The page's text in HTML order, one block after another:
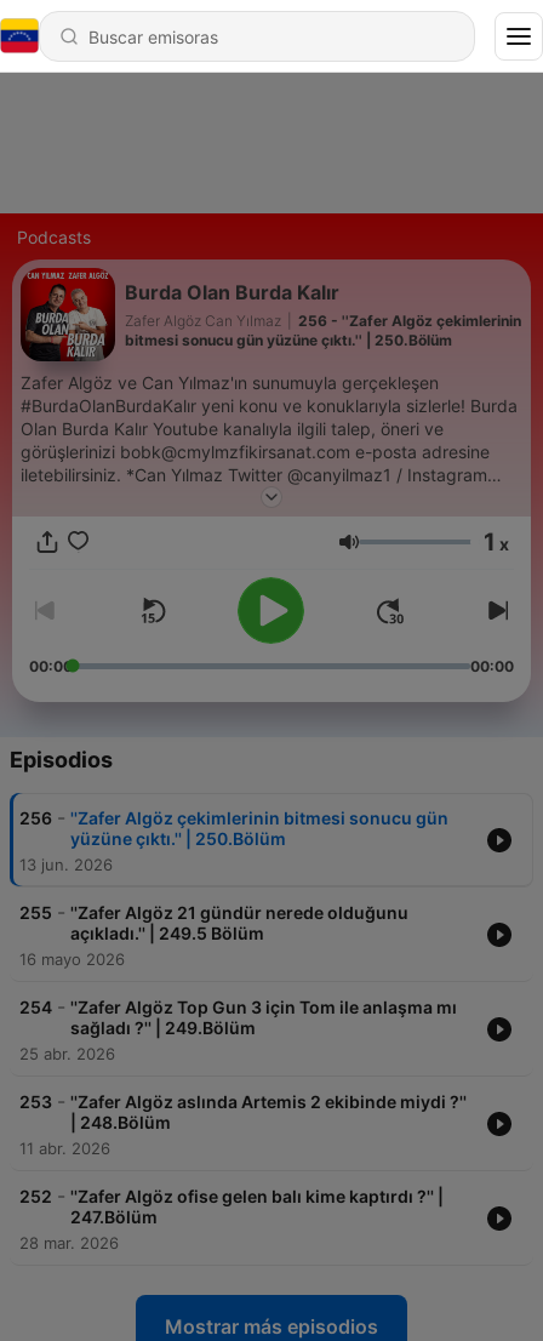
Podcasts
Burda Olan Burda Kalır
Zafer Algöz Can Yılmaz
256 - ''Zafer Algöz çekimlerinin
bitmesi sonucu gün yüzüne çıktı.'' | 250.Bölüm
Zafer Algöz ve Can Yılmaz'ın sunumuyla gerçekleşen
#BurdaOlanBurdaKalır yeni konu ve konuklarıyla sizlerle! Burda
Olan Burda Kalır Youtube kanalıyla ilgili talep, öneri ve
görüşlerinizi bobk@cmylmzfikirsanat.com e-posta adresine
iletebilirsiniz. *Can Yılmaz Twitter @canyilmaz1 / Instagram
Volumen 1 x
00:00 00:00
Episodios
256 - ''Zafer Algöz çekimlerinin bitmesi sonucu gün
yüzüne çıktı.'' | 250.Bölüm
13 jun. 2026
255 - ''Zafer Algöz 21 gündür nerede olduğunu
açıkladı.'' | 249.5 Bölüm
16 mayo 2026
254 - ''Zafer Algöz Top Gun 3 için Tom ile anlaşma mı
sağladı ?'' | 249.Bölüm
25 abr. 2026
253 - ''Zafer Algöz aslında Artemis 2 ekibinde miydi ?''
| 248.Bölüm
11 abr. 2026
252 - ''Zafer Algöz ofise gelen balı kime kaptırdı ?'' |
247.Bölüm
28 mar. 2026
Mostrar más episodios